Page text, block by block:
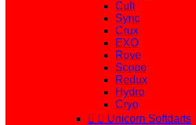
Cult
Sync
Crux
EXO
Rove
Scope
Redux
Hydro
Cryo
  Unicorn Softdarts